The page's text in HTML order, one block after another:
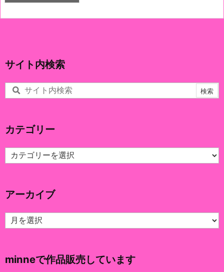
サイト内検索
カテゴリー
カ
テ
ー
アーカイブ
ア
ー
ブ
minneで作品販売しています